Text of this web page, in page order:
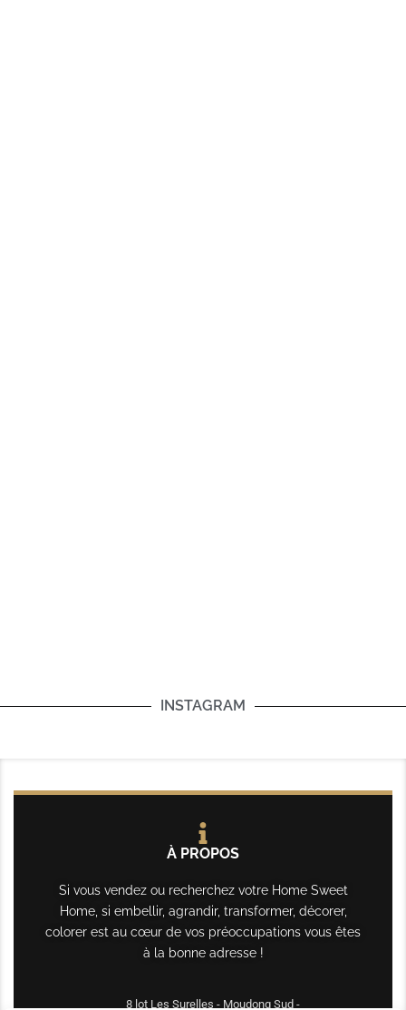
INSTAGRAM
À PROPOS
Si vous vendez ou recherchez votre Home Sweet
Home, si embellir, agrandir, transformer, décorer,
colorer est au cœur de vos préoccupations vous êtes
à la bonne adresse !
8 lot Les Surelles - Moudong Sud -